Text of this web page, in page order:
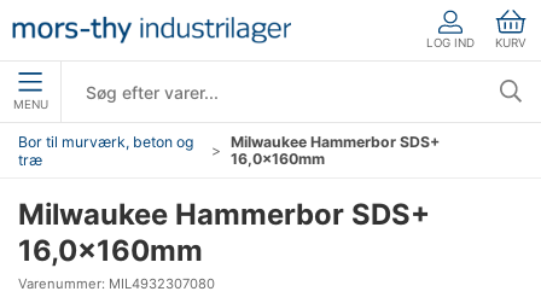
LOG IND KURV
MENU
Bor til murværk, beton og
træ
Milwaukee Hammerbor SDS+
16,0×160mm
Milwaukee Hammerbor SDS+
16,0×160mm
Varenummer: MIL4932307080